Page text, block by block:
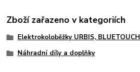
Zboží zařazeno v kategoriích
Elektrokoloběžky URBIS, BLUETOUCH
Náhradní díly a doplňky